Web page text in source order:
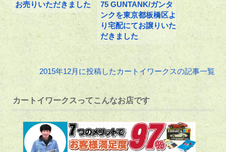
お売りいただきました
75 GUNTANK/ガンタ
ンクを東京都板橋区よ
り宅配にてお譲りいた
だきました
2015年12月に投稿したカートイワークスの記事一覧
カートイワークスってこんなお店です